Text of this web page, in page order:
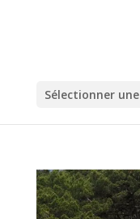
Sélectionner